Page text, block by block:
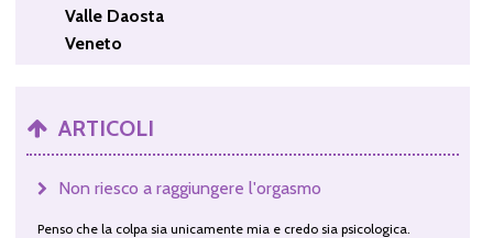
Valle Daosta
Veneto
ARTICOLI
Non riesco a raggiungere l'orgasmo
Penso che la colpa sia unicamente mia e credo sia psicologica.